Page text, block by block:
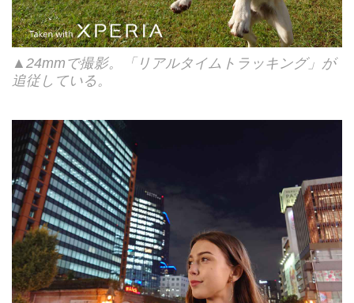
▲24mmで撮影。「リアルタイムトラッキング」が
追従している。